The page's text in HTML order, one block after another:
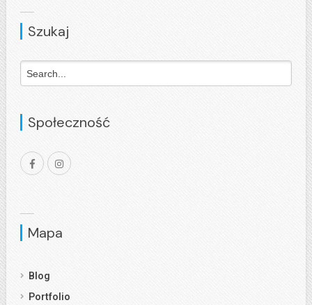
Szukaj
Społeczność
Mapa
Blog
Portfolio